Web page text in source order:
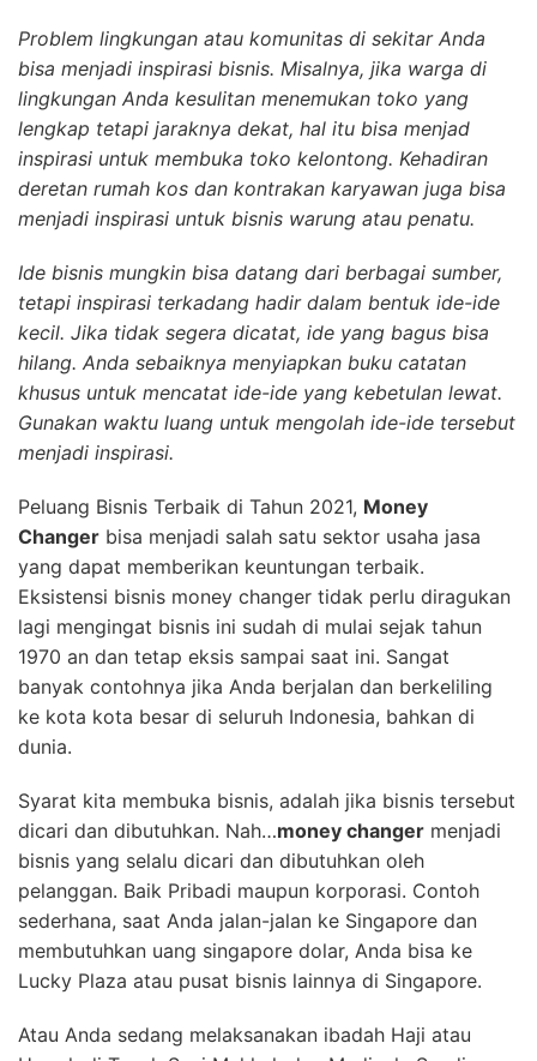
Problem lingkungan atau komunitas di sekitar Anda
bisa menjadi inspirasi bisnis. Misalnya, jika warga di
lingkungan Anda kesulitan menemukan toko yang
lengkap tetapi jaraknya dekat, hal itu bisa menjad
inspirasi untuk membuka toko kelontong. Kehadiran
deretan rumah kos dan kontrakan karyawan juga bisa
menjadi inspirasi untuk bisnis warung atau penatu.
Ide bisnis mungkin bisa datang dari berbagai sumber,
tetapi inspirasi terkadang hadir dalam bentuk ide-ide
kecil. Jika tidak segera dicatat, ide yang bagus bisa
hilang. Anda sebaiknya menyiapkan buku catatan
khusus untuk mencatat ide-ide yang kebetulan lewat.
Gunakan waktu luang untuk mengolah ide-ide tersebut
menjadi inspirasi.
Peluang Bisnis Terbaik di Tahun 2021, Money
Changer bisa menjadi salah satu sektor usaha jasa
yang dapat memberikan keuntungan terbaik.
Eksistensi bisnis money changer tidak perlu diragukan
lagi mengingat bisnis ini sudah di mulai sejak tahun
1970 an dan tetap eksis sampai saat ini. Sangat
banyak contohnya jika Anda berjalan dan berkeliling
ke kota kota besar di seluruh Indonesia, bahkan di
dunia.
Syarat kita membuka bisnis, adalah jika bisnis tersebut
dicari dan dibutuhkan. Nah…money changer menjadi
bisnis yang selalu dicari dan dibutuhkan oleh
pelanggan. Baik Pribadi maupun korporasi. Contoh
sederhana, saat Anda jalan-jalan ke Singapore dan
membutuhkan uang singapore dolar, Anda bisa ke
Lucky Plaza atau pusat bisnis lainnya di Singapore.
Atau Anda sedang melaksanakan ibadah Haji atau